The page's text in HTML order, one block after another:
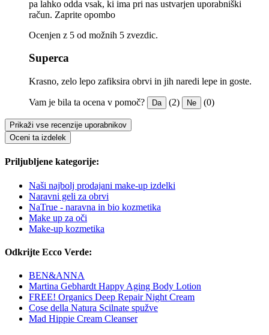
pa lahko odda vsak, ki ima pri nas ustvarjen uporabniški
račun. Zaprite opombo
Ocenjen z 5 od možnih 5 zvezdic.
Superca
Krasno, zelo lepo zafiksira obrvi in jih naredi lepe in goste.
Vam je bila ta ocena v pomoč? Da (2) Ne (0)
Prikaži vse recenzije uporabnikov
Oceni ta izdelek
Priljubljene kategorije:
Naši najbolj prodajani make-up izdelki
Naravni geli za obrvi
NaTrue - naravna in bio kozmetika
Make up za oči
Make-up kozmetika
Odkrijte Ecco Verde:
BEN&ANNA
Martina Gebhardt Happy Aging Body Lotion
FREE! Organics Deep Repair Night Cream
Cose della Natura Scilnate spužve
Mad Hippie Cream Cleanser